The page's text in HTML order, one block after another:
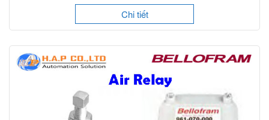
Chi tiết